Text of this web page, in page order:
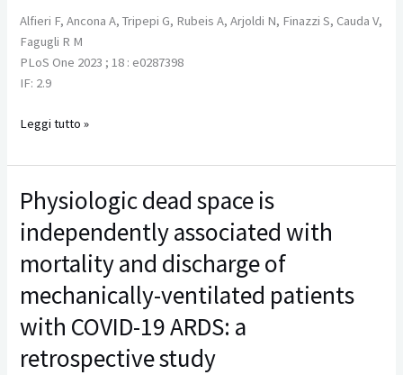
Alfieri F, Ancona A, Tripepi G, Rubeis A, Arjoldi N, Finazzi S, Cauda V,
Fagugli R M
PLoS One 2023 ; 18 : e0287398
IF: 2.9
critically
multi-
national
external
validation
of
machine-
learning
Leggi tutto »
Physiologic dead space is
independently associated with
mortality and discharge of
mechanically-ventilated patients
with COVID-19 ARDS: a
retrospective study
Physiologic
space
is
independently
associated
with
mortality
and